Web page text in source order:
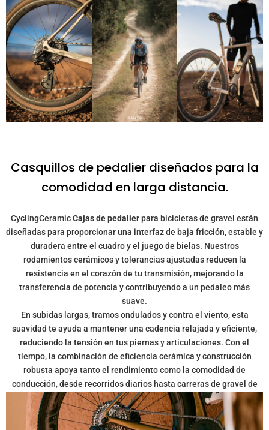
Casquillos de pedalier diseñados para la
comodidad en larga distancia.
CyclingCeramicCajas de pedalierpara bicicletas de gravel están
diseñadas para proporcionar una interfaz de baja fricción, estable y
duradera entre el cuadro y el juego de bielas. Nuestros
rodamientos cerámicos y tolerancias ajustadas reducen la
resistencia en el corazón de tu transmisión, mejorando la
transferencia de potencia y contribuyendo a un pedaleo más
suave.
En subidas largas, tramos ondulados y contra el viento, esta
suavidad te ayuda a mantener una cadencia relajada y eficiente,
reduciendo la tensión en tus piernas y articulaciones. Con el
tiempo, la combinación de eficiencia cerámica y construcción
robusta apoya tanto el rendimiento como la comodidad de
conducción, desde recorridos diarios hasta carreras de gravel de
ultra distancia.